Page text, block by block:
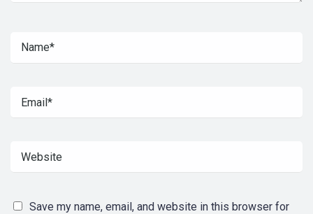
Save my name, email, and website in this browser for